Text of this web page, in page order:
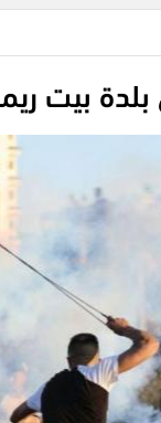
بيت